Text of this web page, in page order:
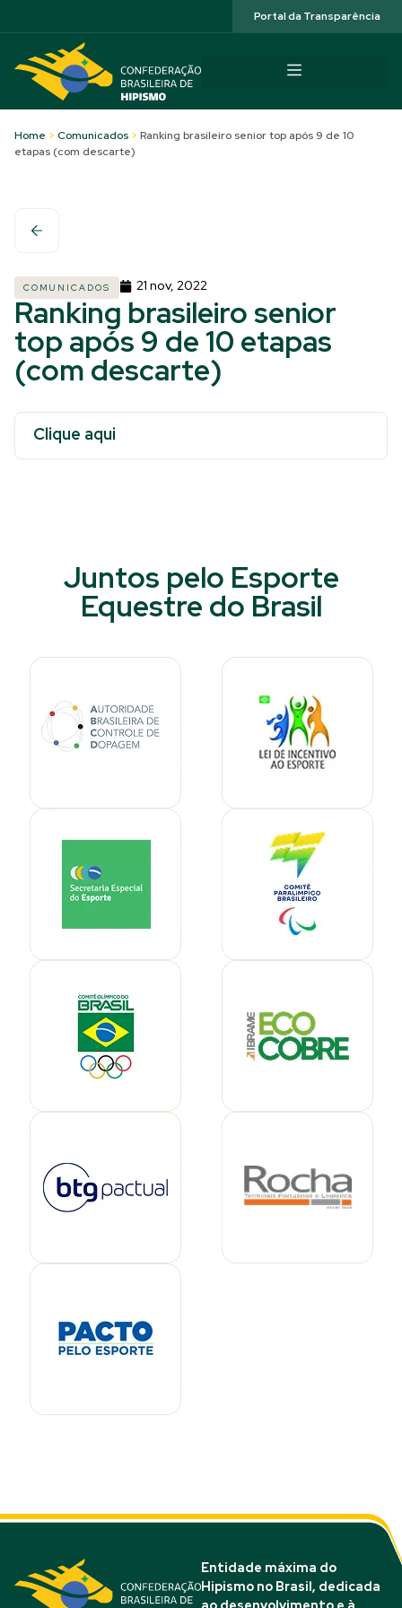
Portal da Transparência
Home > Comunicados > Ranking brasileiro senior top após 9 de 10
etapas (com descarte)
COMUNICADOS 21 nov, 2022
Ranking brasileiro senior
top após 9 de 10 etapas
(com descarte)
Clique aqui
Juntos pelo Esporte
Equestre do Brasil
Entidade máxima do
Hipismo no Brasil, dedicada